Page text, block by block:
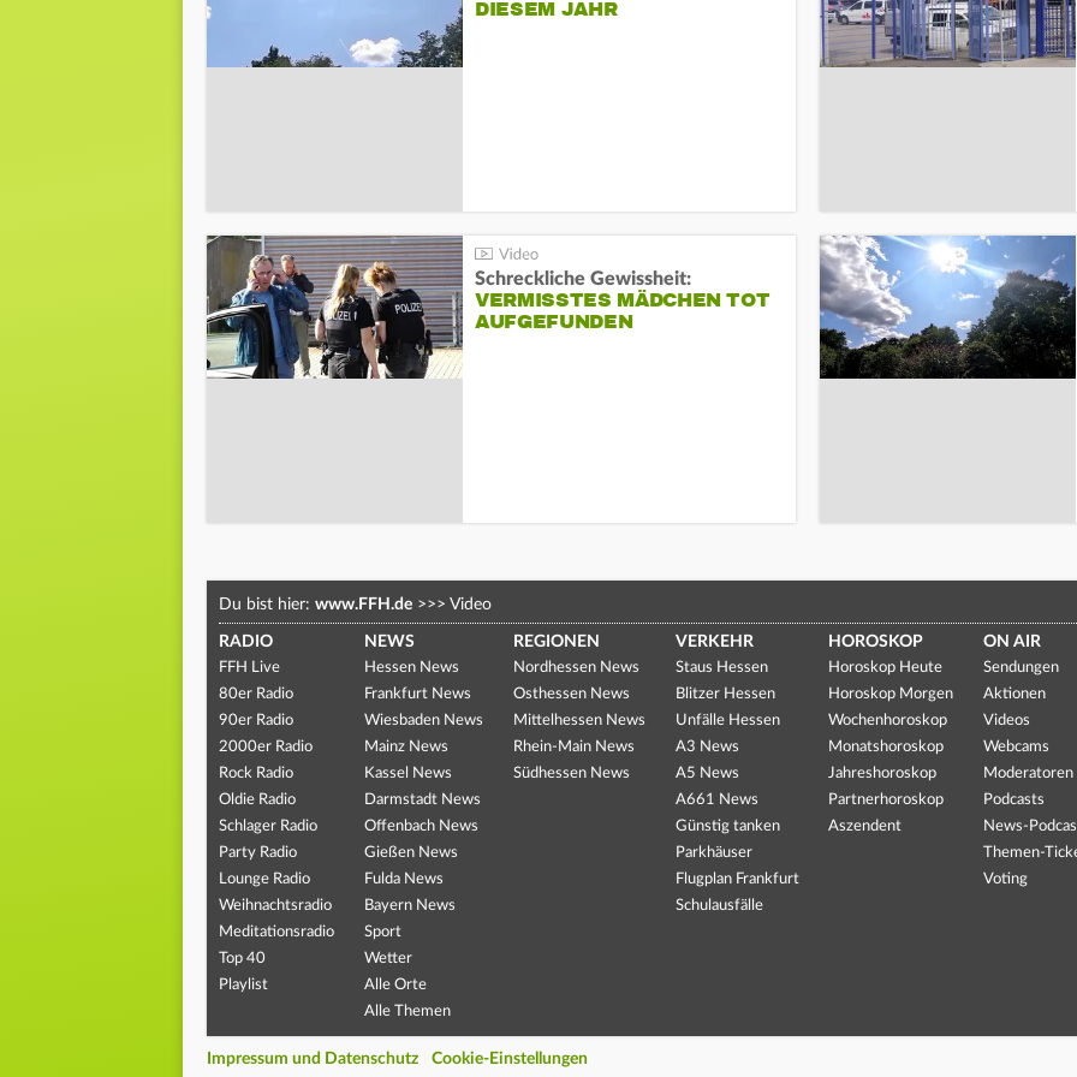
DIESEM JAHR
Schreckliche Gewissheit:
VERMISSTES MÄDCHEN TOT
AUFGEFUNDEN
Du bist hier: www.FFH.de >>> Video
RADIO
FFH Live
80er Radio
90er Radio
2000er Radio
Rock Radio
Oldie Radio
Schlager Radio
Party Radio
Lounge Radio
Weihnachtsradio
Meditationsradio
Top 40
Playlist
NEWS
Hessen News
Frankfurt News
Wiesbaden News
Mainz News
Kassel News
Darmstadt News
Offenbach News
Gießen News
Fulda News
Bayern News
Sport
Wetter
Alle Orte
Alle Themen
REGIONEN
Nordhessen News
Osthessen News
Mittelhessen News
Rhein-Main News
Südhessen News
VERKEHR
Staus Hessen
Blitzer Hessen
Unfälle Hessen
A3 News
A5 News
A661 News
Günstig tanken
Parkhäuser
Flugplan Frankfurt
Schulausfälle
HOROSKOP
Horoskop Heute
Horoskop Morgen
Wochenhoroskop
Monatshoroskop
Jahreshoroskop
Partnerhoroskop
Aszendent
ON AIR
Sendungen
Aktionen
Videos
Webcams
Moderatoren
Podcasts
News-
Themen-
Voting
Impressum und Datenschutz Cookie-Einstellungen